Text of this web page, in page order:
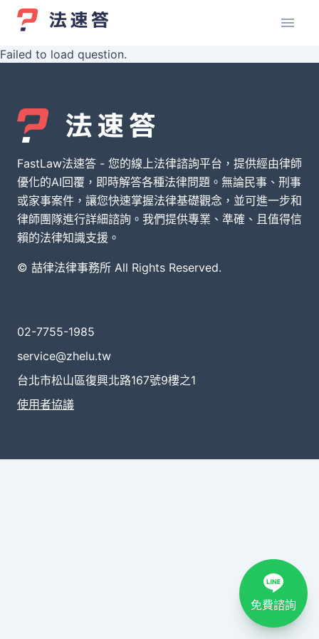
Failed to load question.
FastLaw法速答 - 您的線上法律諮詢平台，提供經由律師
優化的AI回覆，即時解答各種法律問題。無論民事、刑事
或家事案件，讓您快速掌握法律基礎觀念，並可進一步和
律師團隊進行詳細諮詢。我們提供專業、準確、且值得信
賴的法律知識支援。
© 喆律法律事務所 All Rights Reserved.
02-7755-1985
service@zhelu.tw
台北市松山區復興北路167號9樓之1
使用者協議
免費諮詢